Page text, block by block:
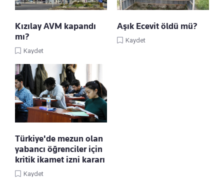
Kızılay AVM kapandı
mı?
Kaydet
Aşık Ecevit öldü mü?
Kaydet
Türkiye'de mezun olan
yabancı öğrenciler için
kritik ikamet izni kararı
Kaydet